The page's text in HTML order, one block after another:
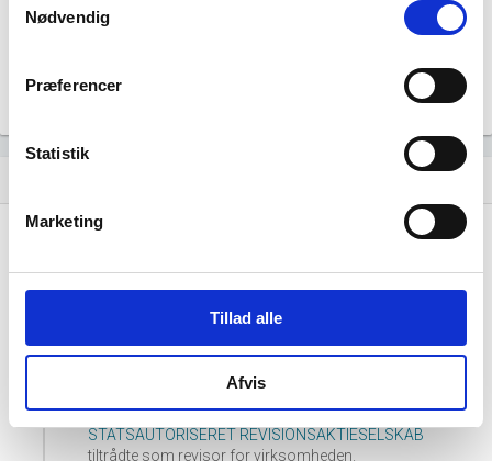
Nødvendig
Præferencer
Statistik
Marketing
Tillad alle
Afvis
Lars Skalstiltrådte som likvidator.
30. september, 2015
BLICHER REVISION & RÅDGIVNING
STATSAUTORISERET REVISIONSAKTIESELSKAB
tiltrådte som revisor for virksomheden.